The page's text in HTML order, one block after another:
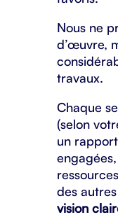
Nous ne
d’œuvre,
travaux.
Chaque
(selon
un
des
vision